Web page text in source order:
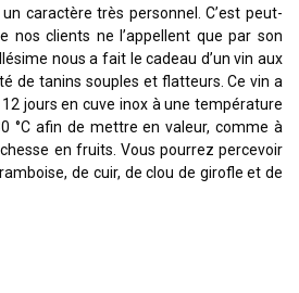
caractère très personnel. C’est peut-
nos clients ne l’appellent que par son
nous a fait le cadeau d’un vin aux
de tanins souples et flatteurs. Ce vin a
jours en cuve inox à une température
°C afin de mettre en valeur, comme à
en fruits. Vous pourrez percevoir
de cuir, de clou de girofle et de